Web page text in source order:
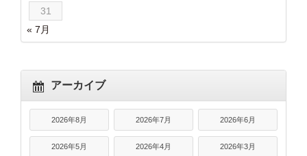
31
« 7月
アーカイブ
2026年8月 2026年7月 2026年6月
2026年5月 2026年4月 2026年3月